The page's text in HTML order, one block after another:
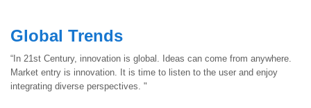
Global Trends
“In 21st Century, innovation is global. Ideas can come from anywhere.
Market entry is innovation. It is time to listen to the user and enjoy
integrating diverse perspectives. "